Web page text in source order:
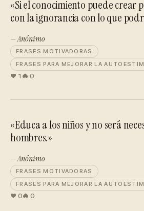
«Si el conocimiento puede crear
con la ignorancia con lo que
— Anónimo
FRASES MOTIVADORAS
FRASES PARA MEJORAR LA
1 0
«Educa a los niños y no será
hombres.»
— Anónimo
FRASES MOTIVADORAS
FRASES PARA MEJORAR LA
0 0